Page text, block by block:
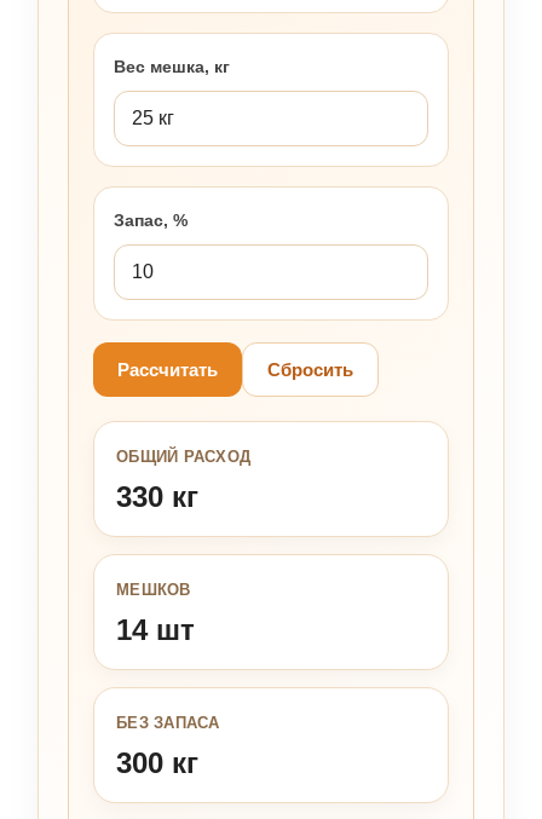
Вес мешка, кг
Запас, %
Рассчитать Сбросить
ОБЩИЙ РАСХОД
330 кг
МЕШКОВ
14 шт
БЕЗ ЗАПАСА
300 кг